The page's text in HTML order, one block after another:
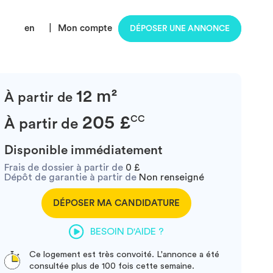
en Mon compte DÉPOSER UNE ANNONCE
À partir de 12 m²
À partir de 205 £CC
Disponible immédiatement
Frais de dossier à partir de 0 £
Dépôt de garantie à partir deNon renseigné
DÉPOSER MA CANDIDATURE
BESOIN D'AIDE ?
Ce logement est très convoité. L'annonce a été
consultée plus de 100 fois cette semaine.